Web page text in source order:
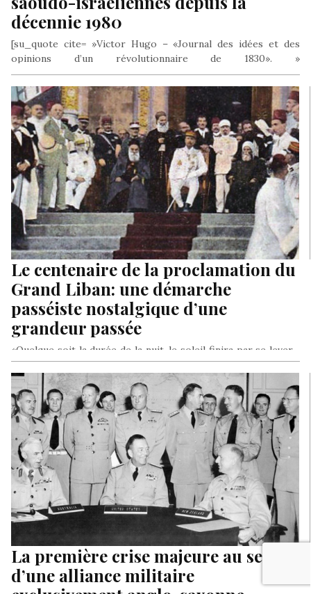
décennie 1980
[su_quote cite= »Victor Hugo – «Journal des idées et des
opinions d’un révolutionnaire de 1830». »
class= »alignleft »]«Les rois ont le jour, les…
Le centenaire de la proclamation du
Grand Liban: une démarche
passéiste nostalgique d’une
grandeur passée
«Quelque soit la durée de la nuit, le soleil finira par se lever…
Avec ou sans nous» – proverbe béninois.
La première crise majeure au sein
d’une alliance militaire